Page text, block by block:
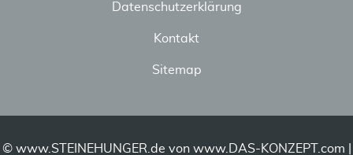
Datenschutzerklärung
Kontakt
Sitemap
© www.STEINEHUNGER.de von www.DAS-KONZEPT.com